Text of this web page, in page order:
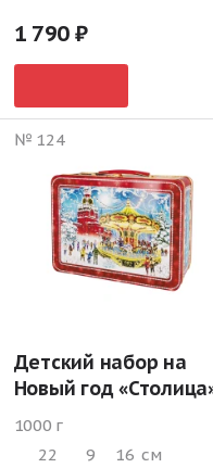
1 790
№ 124
Детский набор на
Новый год
1000 г
22
9 16 см